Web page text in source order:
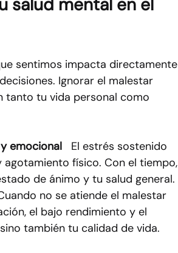
salud mental en el
sentimos impacta directamente
Ignorar el malestar
tanto tu vida personal como
emocional El estrés sostenido
físico. Con el tiempo,
de ánimo y tu salud general.
no se atiende el malestar
el bajo rendimiento y el
también tu calidad de vida.